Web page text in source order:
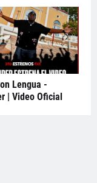
Lengua -
| Video Oficial